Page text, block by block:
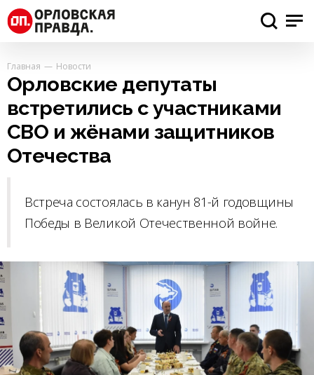
Главная Новости
Орловские депутаты
встретились с участниками
СВО и жёнами защитников
Отечества
Встреча состоялась в канун 81-й годовщины
Победы в Великой Отечественной войне.